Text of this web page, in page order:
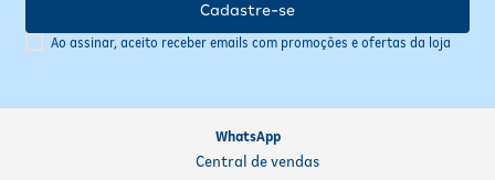
Ao assinar, aceito receber emails com promoções e ofertas da loja
Cadastre-se
WhatsApp
Central de vendas